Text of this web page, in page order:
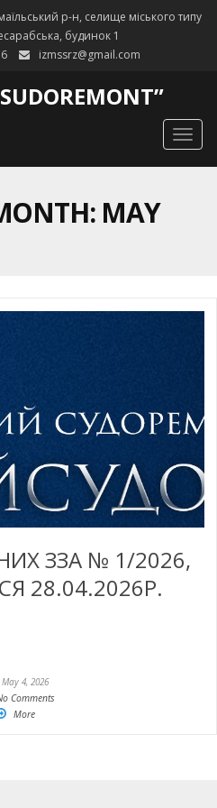
р-н, селище міського типу
будинок 1
izmssrz@gmail.com
MAY
ЗЗА № 1/2026,
28.04.2026Р.
May 4, 2026
Comments
More